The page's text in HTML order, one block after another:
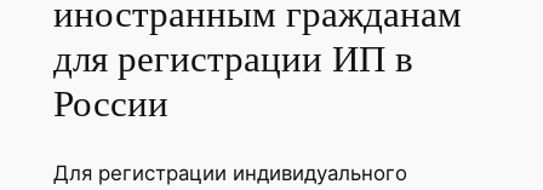
иностранным гражданам
для регистрации ИП в
России
Для регистрации индивидуального